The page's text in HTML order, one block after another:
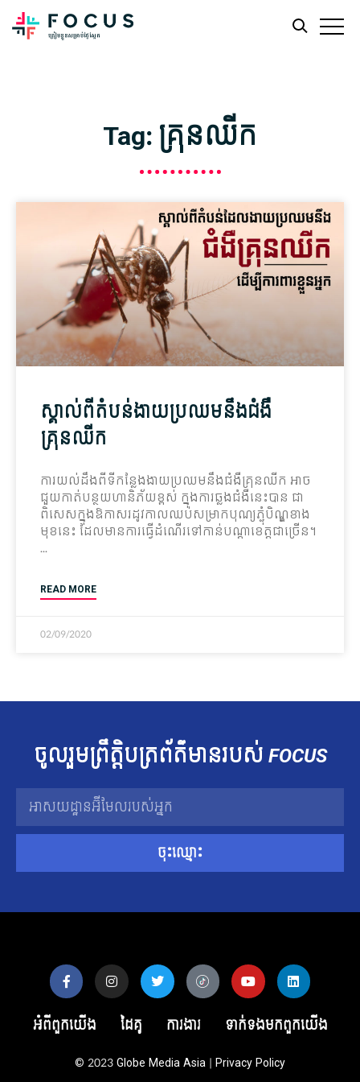
Tag: គ្រុនឈីក
ស្គាល់ពីតំបន់​ងាយ​ប្រឈមនឹងជំងឺ
គ្រុនឈីក
ការ​យល់​ដឹង​ពី​ទី​កន្លែង​ងាយ​ប្រឈម​នឹង​ជំងឺ​គ្រុន​ឈីក​ អាច​
ជួយ​កាត់​បន្ថយ​ហានិភ័យ​ខ្ពស់​ ក្នុង​ការ​ឆ្លង​ជំងឺ​នេះ​បាន​ ជា​
ពិសេស​ក្នុង​ឱកាស​រដូវកាល​ឈប់​សម្រាក​បុណ្យ​​ភ្ជុំ​បិណ្ឌ​ខាង​
មុខ​នេះ​ ដែល​មាន​ការ​ធ្វើ​ដំណើរ​​ទៅ​កាន់​បណ្តា​ខេត្ត​ជា​ច្រើន​​។
READ MORE
02/09/2020
ចូលរួម​ព្រឹត្តិបត្រ​ព័ត៌មាន​របស់​FOCUS
ចុះឈ្មោះ
អំពីពួកយើង ដៃគូ ការងារ ទាក់ទង​មក​ពួក​យើង
© 2023Globe Media Asia | Privacy Policy